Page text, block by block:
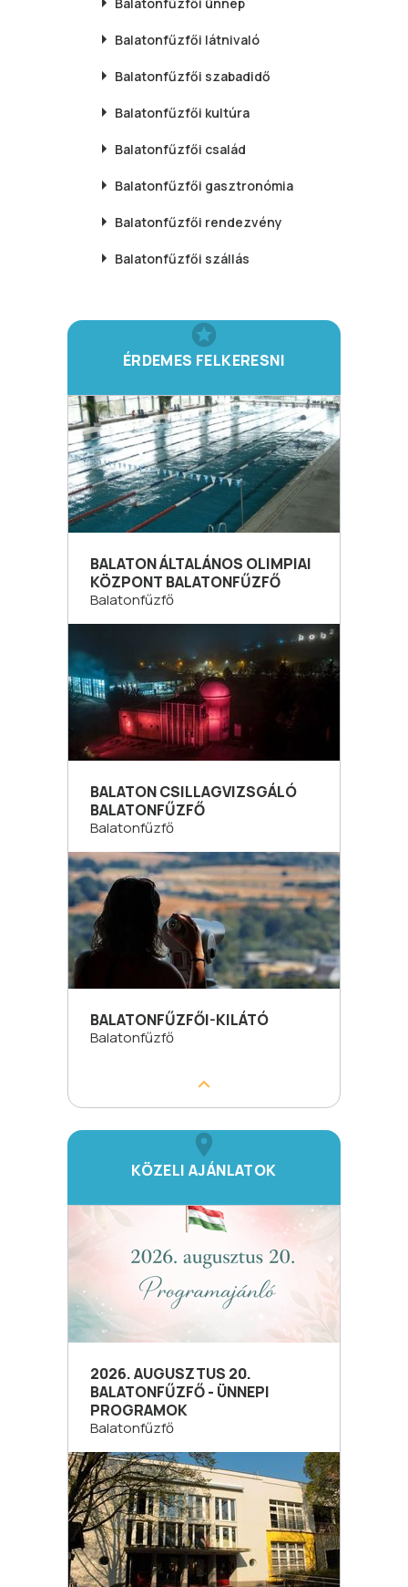
Balatonfűzfői látnivaló
Balatonfűzfői szabadidő
Balatonfűzfői kultúra
Balatonfűzfői család
Balatonfűzfői gasztronómia
Balatonfűzfői rendezvény
Balatonfűzfői szállás
ÉRDEMES FELKERESNI
BALATON ÁLTALÁNOS OLIMPIAI
KÖZPONT BALATONFŰZFŐ
Balatonfűzfő
BALATON CSILLAGVIZSGÁLÓ
BALATONFŰZFŐ
Balatonfűzfő
BALATONFŰZFŐI-KILÁTÓ
Balatonfűzfő
KÖZELI AJÁNLATOK
2026. AUGUSZTUS 20.
BALATONFŰZFŐ - ÜNNEPI
PROGRAMOK
Balatonfűzfő